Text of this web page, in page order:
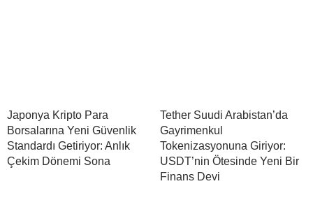
Japonya Kripto Para
Borsalarına Yeni Güvenlik
Standardı Getiriyor: Anlık
Çekim Dönemi Sona
Tether Suudi Arabistan’da
Gayrimenkul
Tokenizasyonuna Giriyor:
USDT’nin Ötesinde Yeni Bir
Finans Devi